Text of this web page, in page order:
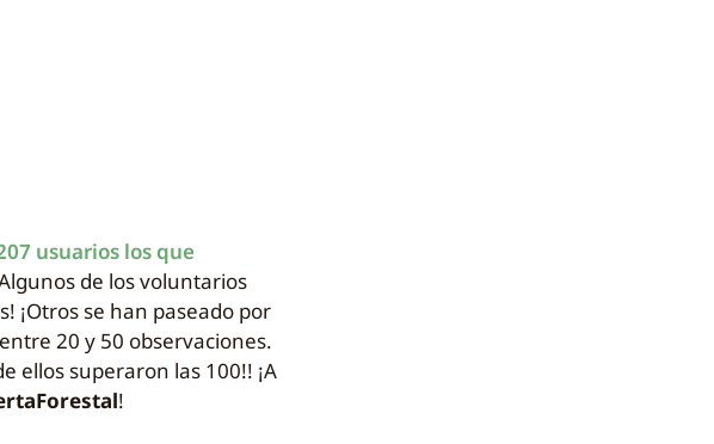
usuarios los que
de los voluntarios
¡Otros se han paseado por
20 y 50 observaciones.
ellos superaron las 100!! ¡A
!